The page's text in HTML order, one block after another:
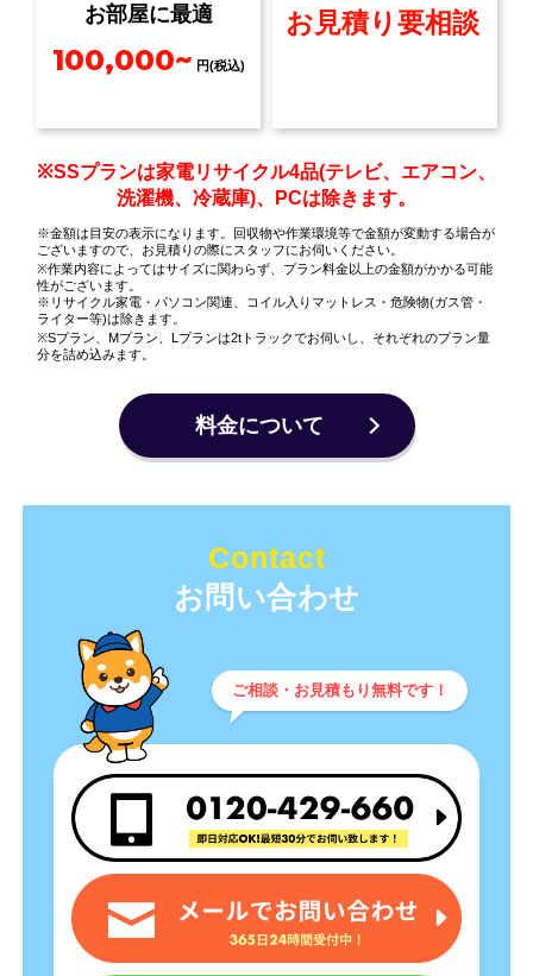
お部屋に最適
100,000~ 円(税込)
お見積り要相談
※SSプランは家電リサイクル4品(テレビ、エアコン、
洗濯機、冷蔵庫)、PCは除きます。
※金額は目安の表示になります。回収物や作業環境等で金額が変動する場合が
ございますので、お見積りの際にスタッフにお伺いください。
※作業内容によってはサイズに関わらず、プラン料金以上の金額がかかる可能
性がございます。
※リサイクル家電・パソコン関連、コイル入りマットレス・危険物(ガス管・
ライター等)は除きます。
※Sプラン、Mプラン、Lプランは2tトラックでお伺いし、それぞれのプラン量
分を詰め込みます。
料金について
Contact
ご相談・お見積もり無料です！